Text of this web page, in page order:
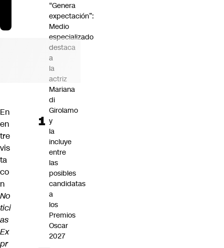
En
en
tre
vis
ta
co
n
No
tici
as
Ex
pr
“Genera
expectación”:
Medio
especializado
destaca
a
la
actriz
Mariana
di
Girolamo
y
la
incluye
entre
las
posibles
candidatas
a
los
Premios
Oscar
2027